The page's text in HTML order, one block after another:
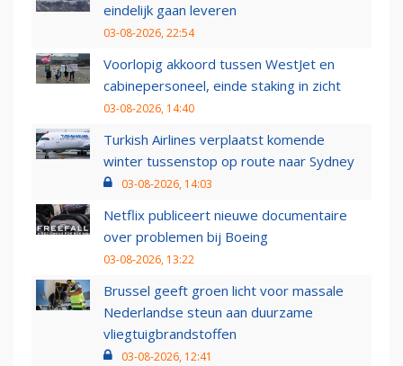
eindelijk gaan leveren
03-08-2026, 22:54
Voorlopig akkoord tussen WestJet en
cabinepersoneel, einde staking in zicht
03-08-2026, 14:40
Turkish Airlines verplaatst komende
winter tussenstop op route naar Sydney
03-08-2026, 14:03
Netflix publiceert nieuwe documentaire
over problemen bij Boeing
03-08-2026, 13:22
Brussel geeft groen licht voor massale
Nederlandse steun aan duurzame
vliegtuigbrandstoffen
03-08-2026, 12:41